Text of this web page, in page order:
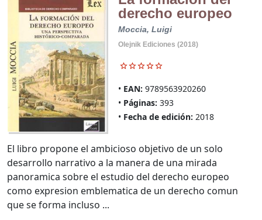
derecho europeo
Moccia, Luigi
Olejnik Ediciones (2018)
EAN: 9789563920260
Páginas: 393
Fecha de edición: 2018
El libro propone el ambicioso objetivo de un solo
desarrollo narrativo a la manera de una mirada
panoramica sobre el estudio del derecho europeo
como expresion emblematica de un derecho comun
que se forma incluso ...